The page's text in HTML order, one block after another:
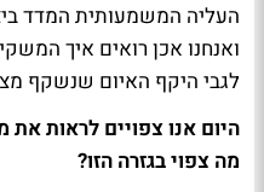
העליה המשמעותית המדד
ואנחנו אכן רואים איך
לגבי היקף האיום שנשקף
היום אנו צפויים לראות
מה צפוי בגזרה הזו?